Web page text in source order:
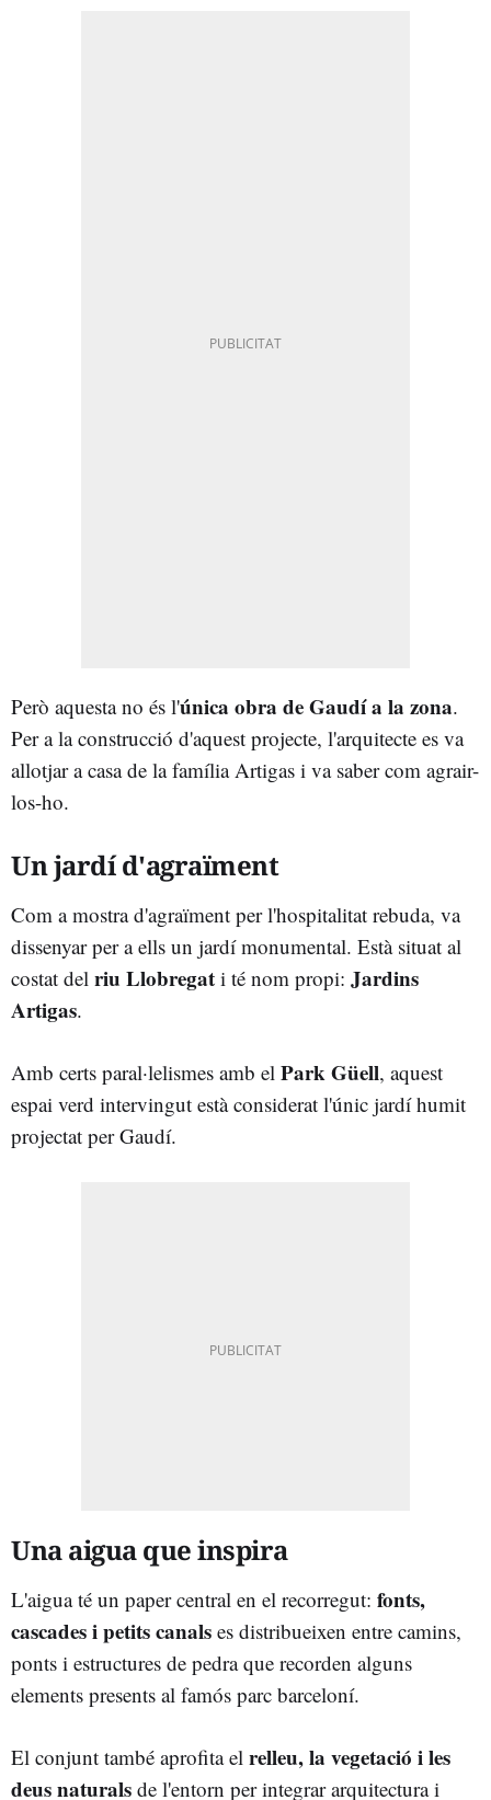
Però aquesta no és l'única obra de Gaudí a la zona.
Per a la construcció d'aquest projecte, l'arquitecte es va
allotjar a casa de la família Artigas i va saber com agrair-
los-ho.
Un jardí d'agraïment
Com a mostra d'agraïment per l'hospitalitat rebuda, va
dissenyar per a ells un jardí monumental. Està situat al
costat del riu Llobregat i té nom propi: Jardins
Artigas.
Amb certs paral·lelismes amb el Park Güell, aquest
espai verd intervingut està considerat l'únic jardí humit
projectat per Gaudí.
Una aigua que inspira
L'aigua té un paper central en el recorregut: fonts,
cascades i petits canals es distribueixen entre camins,
ponts i estructures de pedra que recorden alguns
elements presents al famós parc barceloní.
El conjunt també aprofita el relleu, la vegetació i les
deus naturals de l'entorn per integrar arquitectura i